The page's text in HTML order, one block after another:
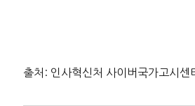
출처: 인사혁신처 사이버국가고시센